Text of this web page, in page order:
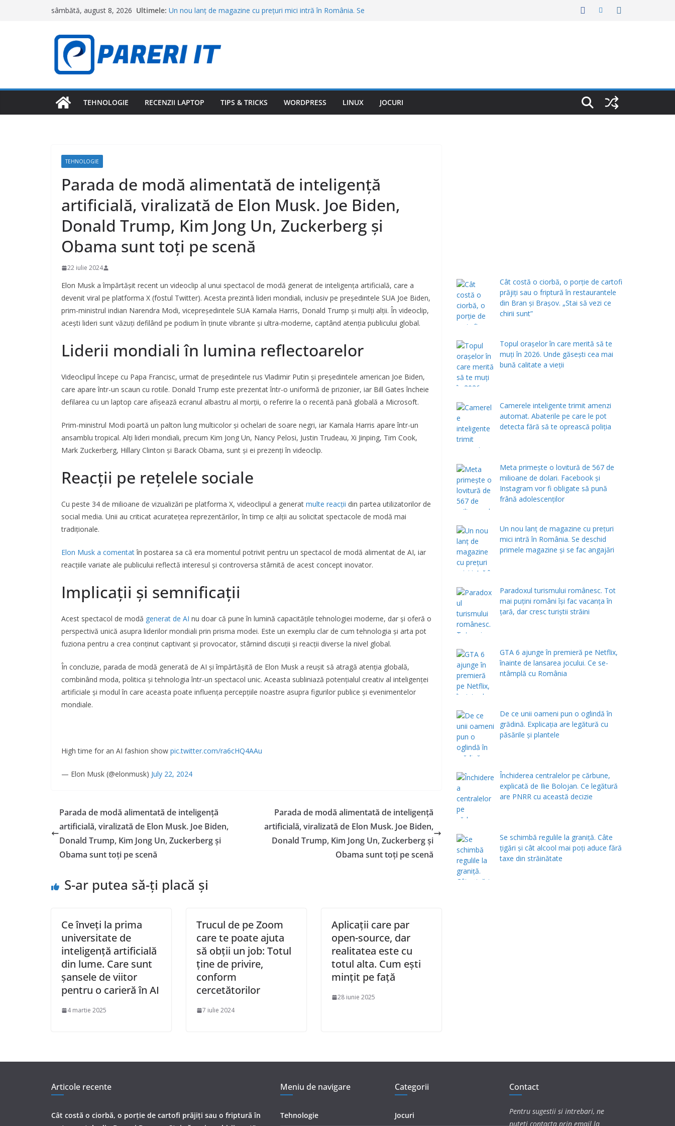
sâmbătă, august 8, 2026 Ultimele: Un nou lanț de magazine cu prețuri mici intră în România. Se
Topul orașelor în care merită să te muți în 2026. Unde găsești
cea mai bună calitate a vieții
Meta primește o lovitură de 567 de milioane de dolari.
Facebook și Instagram vor fi obligate să pună frână
TEHNOLOGIE RECENZII LAPTOP TIPS & TRICKS WORDPRESS LINUX JOCURI
TEHNOLOGIE
Parada de modă alimentată de inteligență
artificială, viralizată de Elon Musk. Joe Biden,
Donald Trump, Kim Jong Un, Zuckerberg și
Obama sunt toți pe scenă
22 iulie 2024
Elon Musk a împărtășit recent un videoclip al unui spectacol de modă generat de inteligența artificială, care a
devenit viral pe platforma X (fostul Twitter). Acesta prezintă lideri mondiali, inclusiv pe președintele SUA Joe Biden,
prim-ministrul indian Narendra Modi, vicepreședintele SUA Kamala Harris, Donald Trump și mulți alții. În videoclip,
acești lideri sunt văzuți defilând pe podium în ținute vibrante și ultra-moderne, captând atenția publicului global.
Liderii mondiali în lumina reflectoarelor
Videoclipul începe cu Papa Francisc, urmat de președintele rus Vladimir Putin și președintele american Joe Biden,
care apare într-un scaun cu rotile. Donald Trump este prezentat într-o uniformă de prizonier, iar Bill Gates încheie
defilarea cu un laptop care afișează ecranul albastru al morții, o referire la o recentă pană globală a Microsoft.
Prim-ministrul Modi poartă un palton lung multicolor și ochelari de soare negri, iar Kamala Harris apare într-un
ansamblu tropical. Alți lideri mondiali, precum Kim Jong Un, Nancy Pelosi, Justin Trudeau, Xi Jinping, Tim Cook,
Mark Zuckerberg, Hillary Clinton și Barack Obama, sunt și ei prezenți în videoclip.
Reacții pe rețelele sociale
Cu peste 34 de milioane de vizualizări pe platforma X, videoclipul a generat multe reacții din partea utilizatorilor de
social media. Unii au criticat acuratețea reprezentărilor, în timp ce alții au solicitat spectacole de modă mai
tradiționale.
Elon Musk a comentatîn postarea sa că era momentul potrivit pentru un spectacol de modă alimentat de AI, iar
reacțiile variate ale publicului reflectă interesul și controversa stârnită de acest concept inovator.
Implicații și semnificații
Acest spectacol de modă generat de AI nu doar că pune în lumină capacitățile tehnologiei moderne, dar și oferă o
perspectivă unică asupra liderilor mondiali prin prisma modei. Este un exemplu clar de cum tehnologia și arta pot
fuziona pentru a crea conținut captivant și provocator, stârnind discuții și reacții diverse la nivel global.
În concluzie, parada de modă generată de AI și împărtășită de Elon Musk a reușit să atragă atenția globală,
combinând moda, politica și tehnologia într-un spectacol unic. Aceasta subliniază potențialul creativ al inteligenței
artificiale și modul în care aceasta poate influența percepțiile noastre asupra figurilor publice și evenimentelor
mondiale.
High time for an AI fashion show pic.twitter.com/ra6cHQ4AAu
— Elon Musk (@elonmusk) July 22, 2024
Parada de modă alimentată de inteligență
artificială, viralizată de Elon Musk. Joe Biden,
Donald Trump, Kim Jong Un, Zuckerberg și
Obama sunt toți pe scenă
Parada de modă alimentată de inteligență
artificială, viralizată de Elon Musk. Joe Biden,
Donald Trump, Kim Jong Un, Zuckerberg și
Obama sunt toți pe scenă
S-ar putea să-ți placă și
Ce înveți la prima
universitate de
inteligență artificială
din lume. Care sunt
șansele de viitor
pentru o carieră în AI
4 martie 2025
Trucul de pe Zoom
care te poate ajuta
să obții un job: Totul
ține de privire,
conform
cercetătorilor
7 iulie 2024
Aplicații care par
open-source, dar
realitatea este cu
totul alta. Cum ești
mințit pe față
28 iunie 2025
Cât costă o ciorbă, o porţie de cartofi
prăjiţi sau o friptură în restaurantele
din Bran şi Braşov. „Stai să vezi ce
chirii sunt”
Topul orașelor în care merită să te
muți în 2026. Unde găsești cea mai
bună calitate a vieții
Camerele inteligente trimit amenzi
automat. Abaterile pe care le pot
detecta fără să te oprească poliția
Meta primește o lovitură de 567 de
milioane de dolari. Facebook și
Instagram vor fi obligate să pună
frână adolescenților
Un nou lanț de magazine cu prețuri
mici intră în România. Se deschid
primele magazine și se fac angajări
Paradoxul turismului românesc. Tot
mai puțini români își fac vacanța în
țară, dar cresc turiștii străini
GTA 6 ajunge în premieră pe Netflix,
înainte de lansarea jocului. Ce se-
ntâmplă cu România
De ce unii oameni pun o oglindă în
grădină. Explicația are legătură cu
păsările și plantele
Închiderea centralelor pe cărbune,
explicată de Ilie Bolojan. Ce legătură
are PNRR cu această decizie
Se schimbă regulile la graniță. Câte
țigări și cât alcool mai poți aduce fără
taxe din străinătate
Articole recente
Cât costă o ciorbă, o porţie de cartofi prăjiţi sau o friptură în
Meniu de navigare
Tehnologie
Categorii
Jocuri
Contact
Pentru sugestii si intrebari, ne
puteti contacta prin email la